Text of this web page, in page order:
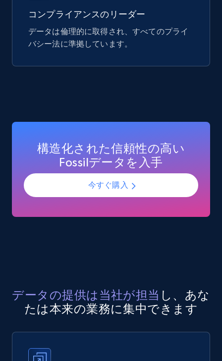
717+ 91+ 今すぐ購入
コンプライアンスのリーダー
データは倫理的に取得され、すべてのプライ
バシー法に準拠しています。
構造化された信頼性の高い
Fossilデータを入手
今すぐ購入
データの提供は当社が担当 し、あな
たは本来の業務に集中できます